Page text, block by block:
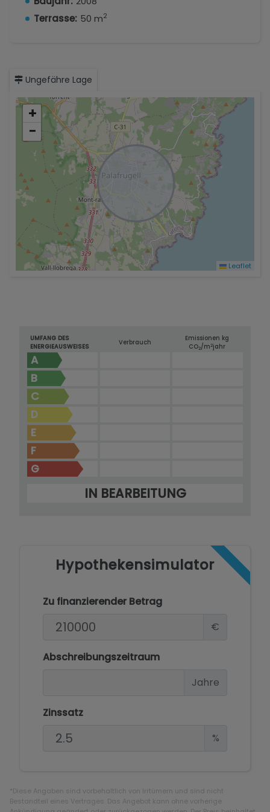
Terrasse: 50 m2
Ungefähre Lage
+
−
Leaflet
UMFANG DES
ENERGIEAUSWEISES
Verbrauch
Emissionen kg
CO2/m2jahr
A
B
C
D
E
F
G
IN BEARBEITUNG
Hypothekensimulator
Zu finanzierender Betrag
€
Abschreibungszeitraum
Jahre
Zinssatz
%
*Diese Angaben sind vorbehaltlich von Irrtümern und sind nicht
Bestandteil eines Vertrages. Das Angebot kann ohne vorherige